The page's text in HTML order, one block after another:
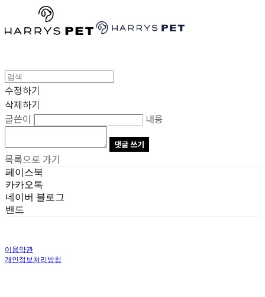
수정하기
삭제하기
글쓴이
내용
댓글 쓰기
목록으로 가기
페이스북
카카오톡
네이버 블로그
밴드
이용약관
개인정보처리방침